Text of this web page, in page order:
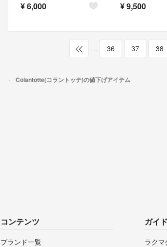
¥6,000 ¥9,500
36 37 38
Colantotte(コラントッテ)の値下げアイテム
コンテンツ
ブランド一覧
ガイド
ラクマ